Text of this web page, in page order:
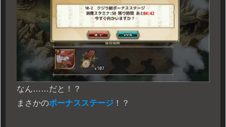
なん……だと！？
まさかのボーナスステージ ！？